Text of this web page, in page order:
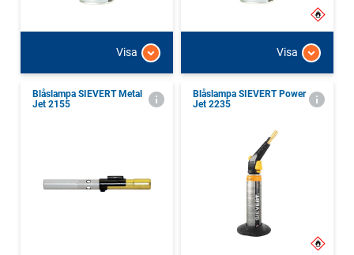
Visa Visa
Blåslampa SIEVERT Metal
Jet 2155
Blåslampa SIEVERT Power
Jet 2235